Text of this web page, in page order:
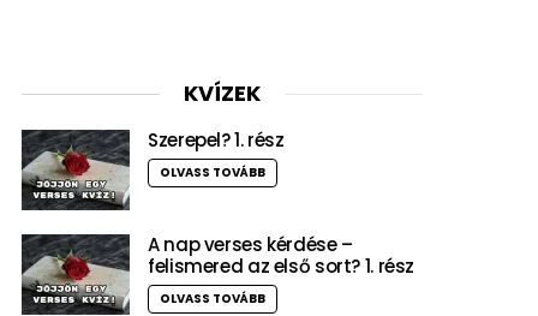
KVÍZEK
Szerepel? 1. rész
OLVASS TOVÁBB
A nap verses kérdése –
felismered az első sort? 1. rész
OLVASS TOVÁBB